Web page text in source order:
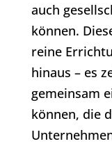
auch
können.
reine
hinaus – es
gemeinsam
können, die